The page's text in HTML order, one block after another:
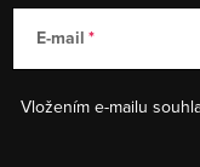
E-mail
Vložením e-mailu